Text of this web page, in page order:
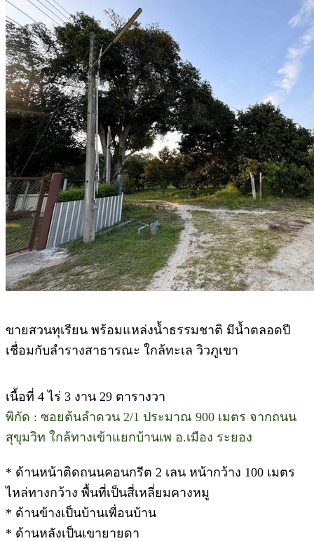
ขายสวนทุเรียน พร้อมแหล่งน้ำธรรมชาติ มีน้ำตลอดปี
เชื่อมกับลำรางสาธารณะ ใกล้ทะเล วิวภูเขา
เนื้อที่ 4 ไร่ 3 งาน 29 ตารางวา
พิกัด : ซอยต้นลำดวน 2/1 ประมาณ 900 เมตร จากถนน
สุขุมวิท ใกล้ทางเข้าแยกบ้านเพ อ.เมือง ระยอง
* ด้านหน้าติดถนนคอนกรีต 2 เลน หน้ากว้าง 100 เมตร
ไหล่ทางกว้าง พื้นที่เป็นสี่เหลี่ยมคางหมู
* ด้านข้างเป็นบ้านเพื่อนบ้าน
* ด้านหลังเป็นเขายายดา